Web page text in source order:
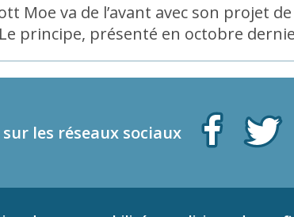
Moe va de l’avant avec son
principe, présenté en octobre
les réseaux sociaux